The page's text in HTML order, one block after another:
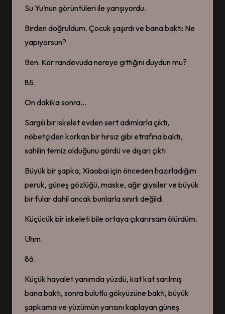
Su Yu’nun görüntüleri ile yarışıyordu.
Birden doğruldum. Çocuk şaşırdı ve bana baktı: Ne
yapıyorsun?
Ben: Kör randevuda nereye gittiğini duydun mu?
85.
On dakika sonra…
Sargılı bir iskelet evden sert adımlarla çıktı,
nöbetçiden korkan bir hırsız gibi etrafına baktı,
sahilin temiz olduğunu gördü ve dışarı çıktı.
Büyük bir şapka, Xiaobai için önceden hazırladığım
peruk, güneş gözlüğü, maske, ağır giysiler ve büyük
bir fular dahil ancak bunlarla sınırlı değildi.
Küçücük bir iskeleti bile ortaya çıkarırsam ölürdüm.
Uhm.
86.
Küçük hayalet yanımda yüzdü, kat kat sarılmış
bana baktı, sonra bulutlu gökyüzüne baktı, büyük
şapkama ve yüzümün yarısını kaplayan güneş